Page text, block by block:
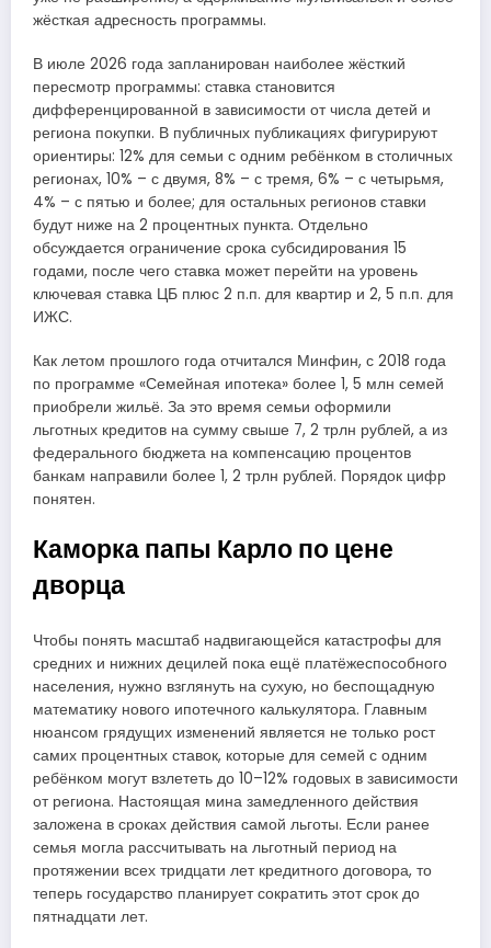
жёсткая адресность программы.
В июле 2026 года запланирован наиболее жёсткий
пересмотр программы: ставка становится
дифференцированной в зависимости от числа детей и
региона покупки. В публичных публикациях фигурируют
ориентиры: 12% для семьи с одним ребёнком в столичных
регионах, 10% – с двумя, 8% – с тремя, 6% – с четырьмя,
4% – с пятью и более; для остальных регионов ставки
будут ниже на 2 процентных пункта. Отдельно
обсуждается ограничение срока субсидирования 15
годами, после чего ставка может перейти на уровень
ключевая ставка ЦБ плюс 2 п.п. для квартир и 2, 5 п.п. для
ИЖС.
Как летом прошлого года отчитался Минфин, с 2018 года
по программе «Семейная ипотека» более 1, 5 млн семей
приобрели жильё. За это время семьи оформили
льготных кредитов на сумму свыше 7, 2 трлн рублей, а из
федерального бюджета на компенсацию процентов
банкам направили более 1, 2 трлн рублей. Порядок цифр
понятен.
Каморка папы Карло по цене
дворца
Чтобы понять масштаб надвигающейся катастрофы для
средних и нижних децилей пока ещё платёжеспособного
населения, нужно взглянуть на сухую, но беспощадную
математику нового ипотечного калькулятора. Главным
нюансом грядущих изменений является не только рост
самих процентных ставок, которые для семей с одним
ребёнком могут взлететь до 10–12% годовых в зависимости
от региона. Настоящая мина замедленного действия
заложена в сроках действия самой льготы. Если ранее
семья могла рассчитывать на льготный период на
протяжении всех тридцати лет кредитного договора, то
теперь государство планирует сократить этот срок до
пятнадцати лет.